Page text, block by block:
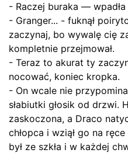
- Raczej buraka — wpadła
- Granger... - fuknął
zaczynaj, bo wywalę cię
kompletnie przejmował.
- Teraz to akurat ty
nocować, koniec kropka.
- On wcale nie
słabiutki głosik od drzwi.
zaskoczona, a Draco
chłopca i wziął go na
był ze szkła i w każdej